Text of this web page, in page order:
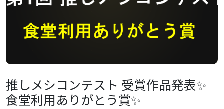
推しメシコンテスト 受賞作品発表✨
食堂利用ありがとう賞✨